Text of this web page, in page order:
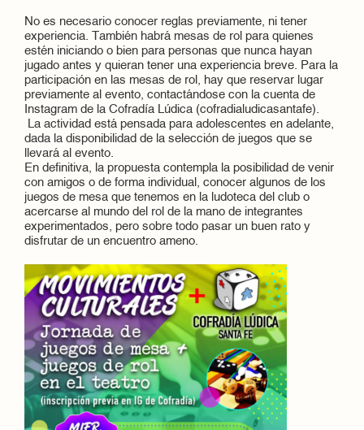
No es necesario conocer reglas previamente, ni tener
experiencia. También habrá mesas de rol para quienes
estén iniciando o bien para personas que nunca hayan
jugado antes y quieran tener una experiencia breve. Para la
participación en las mesas de rol, hay que reservar lugar
previamente al evento, contactándose con la cuenta de
Instagram de la Cofradía Lúdica (cofradialudicasantafe).
La actividad está pensada para adolescentes en adelante,
dada la disponibilidad de la selección de juegos que se
llevará al evento.
En definitiva, la propuesta contempla la posibilidad de venir
con amigos o de forma individual, conocer algunos de los
juegos de mesa que tenemos en la ludoteca del club o
acercarse al mundo del rol de la mano de integrantes
experimentados, pero sobre todo pasar un buen rato y
disfrutar de un encuentro ameno.